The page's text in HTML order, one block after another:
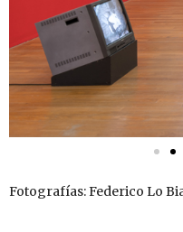
Fotografías: Federico Lo